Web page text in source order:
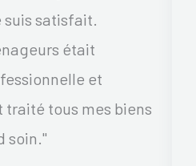
satisfait.
était
et
tous mes biens
soin."